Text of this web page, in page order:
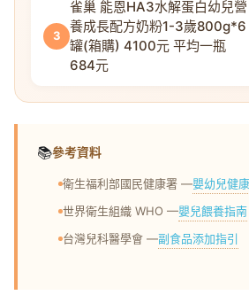
3
雀巢 能恩HA3水解蛋白幼兒營
養成長配方奶粉1-3歲800g*6
罐(箱購) 4100元 平均一瓶
684元
📚參考資料
衛生福利部國民健康署 —嬰幼兒健
世界衛生組織 WHO —嬰兒餵養指南
台灣兒科醫學會 —副食品添加指引